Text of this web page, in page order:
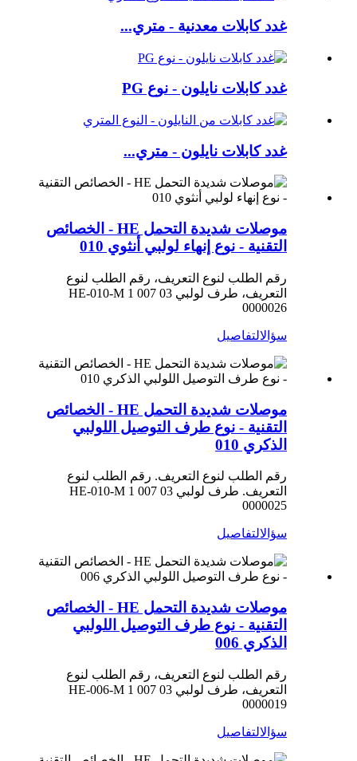
غدد كابلات معدنية - متري...
غدد كابلات نايلون - نوع PG
غدد كابلات نايلون - متري...
موصلات شديدة التحمل HE - الخصائص
التقنية - نوع إنهاء لولبي أنثوي 010
رقم الطلب لنوع التعريف، رقم الطلب لنوع
التعريف، طرف لولبي HE-010-M 1 007 03
0000026
سؤالالتفاصيل
موصلات شديدة التحمل HE - الخصائص
التقنية - نوع طرف التوصيل اللولبي
الذكري 010
رقم الطلب لنوع التعريف. رقم الطلب لنوع
التعريف. طرف لولبي HE-010-M 1 007 03
0000025
سؤالالتفاصيل
موصلات شديدة التحمل HE - الخصائص
التقنية - نوع طرف التوصيل اللولبي
الذكري 006
رقم الطلب لنوع التعريف، رقم الطلب لنوع
التعريف، طرف لولبي HE-006-M 1 007 03
0000019
سؤالالتفاصيل